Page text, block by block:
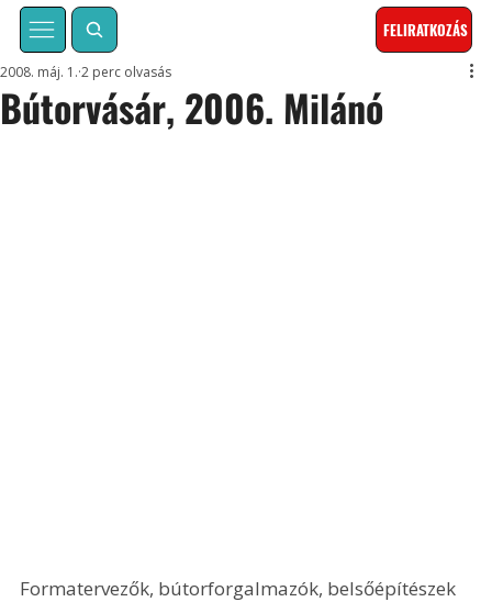
FELIRATKOZÁS
Bútorvásár, 2006. Milánó
2008. máj. 1. 2 perc olvasás
Formatervezők, bútorforgalmazók, belsőépítészek